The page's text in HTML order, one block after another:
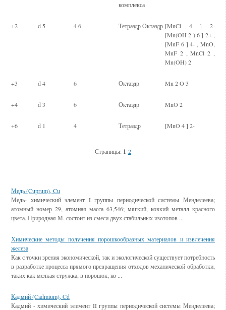
комплекса
+2 d 5 4 6 Тетраэдр Октаэдр [MnCl 4 ] 2-
[Mn(OH 2 ) 6 ] 2+ ,
[MnF 6 ] 4- , MnO,
MnF 2 , MnCl 2 ,
Mn(OH) 2
+3 d 4 6 Октаэдр Mn 2 O 3
+4 d 3 6 Октаэдр MnO 2
+6 d 1 4 Тетраэдр [MnO 4 ] 2-
Страницы: 1 2
Медь (Cuprum), Cu
Медь- химический элемент I группы периодической системы Менделеева;
атомный номер 29, атомная масса 63,546; мягкий, ковкий металл красного
цвета. Природная М. состоит из смеси двух стабильных изотопов ...
Химические методы получения порошкообразных материалов и извлечения
железа
Как с точки зрения экономической, так и экологической существует потребность
в разработке процесса прямого превращения отходов механической обработки,
таких как мелкая стружка, в порошок, ко ...
Кадмий (Cadmium), Cd
Кадмий - химический элемент II группы периодической системы Менделеева;